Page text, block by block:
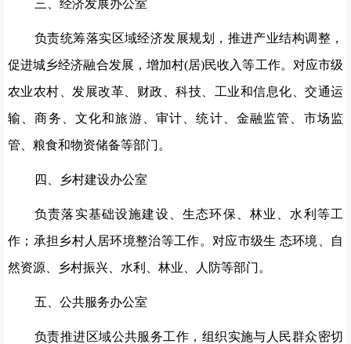
三、经济发展办公室
负责统筹落实区域经济发展规划，推进产业结构调整，
促进城乡经济融合发展，增加村(居)民收入等工作。对应市级
农业农村、发展改革、财政、科技、工业和信息化、交通运
输、商务、文化和旅游、审计、统计、金融监管、市场监
管、粮食和物资储备等部门。
四、乡村建设办公室
负责落实基础设施建设、生态环保、林业、水利等工
作；承担乡村人居环境整治等工作。对应市级生 态环境、自
然资源、乡村振兴、水利、林业、人防等部门。
五、公共服务办公室
负责推进区域公共服务工作，组织实施与人民群众密切